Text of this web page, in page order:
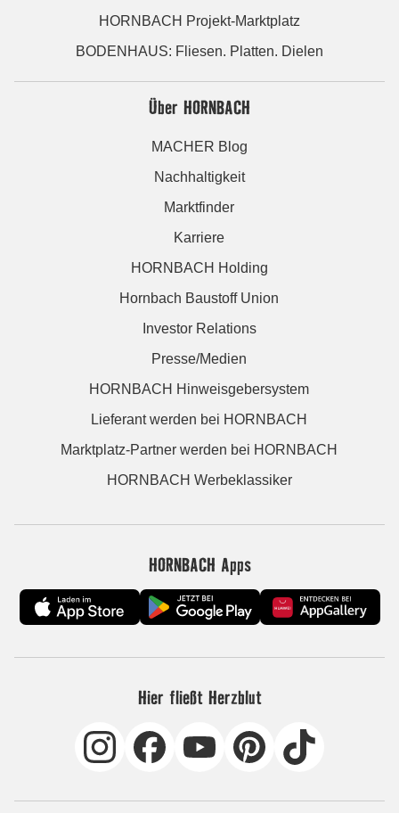
HORNBACH Projekt-Marktplatz
BODENHAUS: Fliesen. Platten. Dielen
Über HORNBACH
MACHER Blog
Nachhaltigkeit
Marktfinder
Karriere
HORNBACH Holding
Hornbach Baustoff Union
Investor Relations
Presse/Medien
HORNBACH Hinweisgebersystem
Lieferant werden bei HORNBACH
Marktplatz-Partner werden bei HORNBACH
HORNBACH Werbeklassiker
HORNBACH Apps
Hier fließt Herzblut